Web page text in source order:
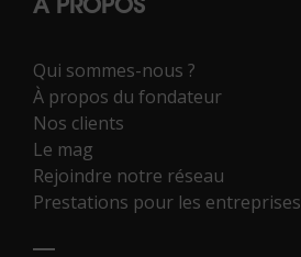
À PROPOS
Qui sommes-nous ?
À propos du fondateur
Nos clients
Le mag
Rejoindre notre réseau
Prestations pour les entreprises